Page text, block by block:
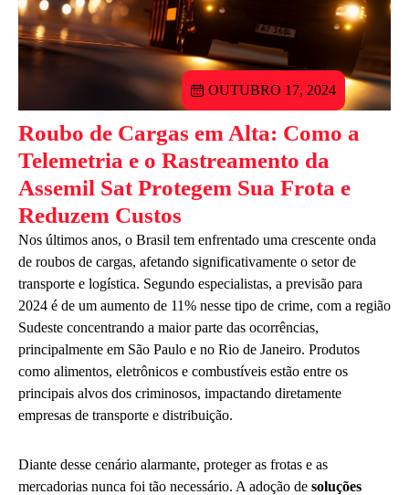
OUTUBRO 17, 2024
Roubo de Cargas em Alta: Como a
Telemetria e o Rastreamento da
Assemil Sat Protegem Sua Frota e
Reduzem Custos
Nos últimos anos, o Brasil tem enfrentado uma crescente onda
de roubos de cargas, afetando significativamente o setor de
transporte e logística. Segundo especialistas, a previsão para
2024 é de um aumento de 11% nesse tipo de crime, com a região
Sudeste concentrando a maior parte das ocorrências,
principalmente em São Paulo e no Rio de Janeiro. Produtos
como alimentos, eletrônicos e combustíveis estão entre os
principais alvos dos criminosos, impactando diretamente
empresas de transporte e distribuição.
Diante desse cenário alarmante, proteger as frotas e as
mercadorias nunca foi tão necessário. A adoção de soluções